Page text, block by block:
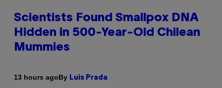
Scientists Found Smallpox DNA
Hidden in 500-Year-Old Chilean
Mummies
13 hours agoBy Luis Prada